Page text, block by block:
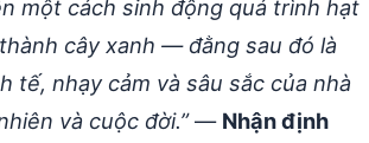
một cách sinh động quá trình hạt
cây xanh — đằng sau đó là
tế, nhạy cảm và sâu sắc của nhà
và cuộc đời.”— Nhận định